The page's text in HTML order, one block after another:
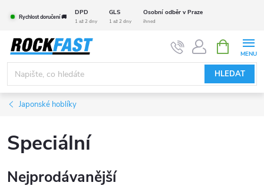
obsah
Rychlost doručení 🚚
DPD GLS Osobní odběr v Praze
1 až 2 dny 1 až 2 dny ihned
HLEDAT
NÁKUPNÍ
KOŠÍK
Japonské hoblíky
Speciální
Nejprodávanější